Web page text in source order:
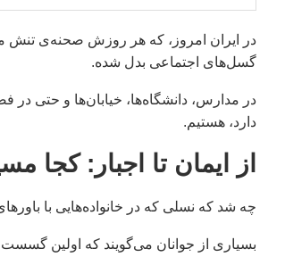
در ایران امروز، که هر روزش صحنه‌ی تنش
گسل‌های اجتماعی بدل شده.
در مدارس، دانشگاه‌ها، خیابان‌ها و حتی در
دارد، هستیم.
از ایمان تا اجبار: کجا
چه شد که نسلی که در خانواده‌هایی با
بسیاری از جوانان می‌گویند که اولین